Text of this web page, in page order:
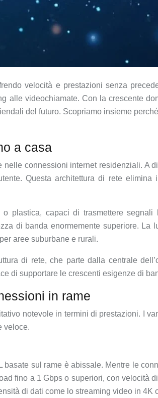
velocità e prestazioni senza
alle videochiamate. Con la crescente
del futuro. Scopriamo insieme
a casa
nelle connessioni internet residenziali.
Questa architettura di rete
plastica, capaci di trasmettere
di banda enormemente superiore.
aree suburbane e rurali.
di rete, che parte dalla centrale
di supportare le crescenti esigenze di
in rame
notevole in termini di prestazioni. I
veloce.
sul rame è abissale. Mentre le
fino a 1 Gbps o superiori, con velocità
di dati come lo streaming video in